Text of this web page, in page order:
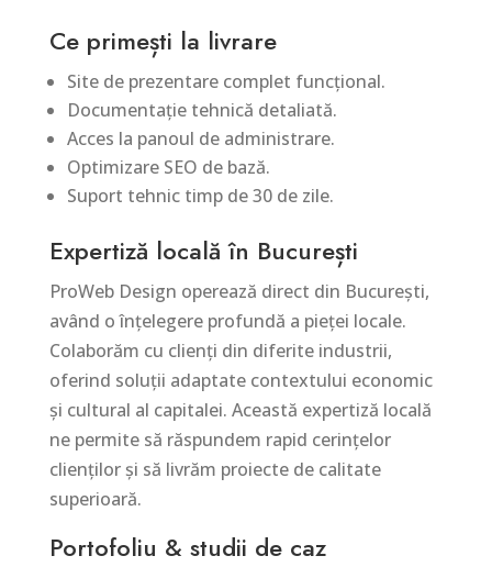
Ce primești la livrare
Site de prezentare complet funcțional.
Documentație tehnică detaliată.
Acces la panoul de administrare.
Optimizare SEO de bază.
Suport tehnic timp de 30 de zile.
Expertiză locală în București
ProWeb Design operează direct din București,
având o înțelegere profundă a pieței locale.
Colaborăm cu clienți din diferite industrii,
oferind soluții adaptate contextului economic
și cultural al capitalei. Această expertiză locală
ne permite să răspundem rapid cerințelor
clienților și să livrăm proiecte de calitate
superioară.
Portofoliu & studii de caz